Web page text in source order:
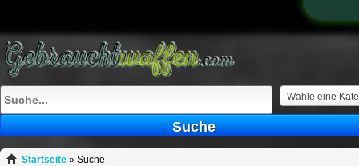
Wähle eine
Suche
Startseite» Suche